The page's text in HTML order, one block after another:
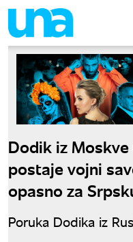
Dodik iz
postaje vojni
opasno za
Poruka Dodika iz